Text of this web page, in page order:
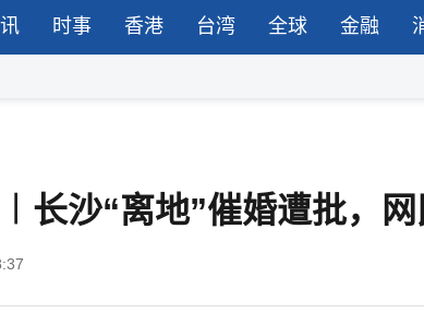
时事 香港 台湾 全球 金融
长沙“离地”催婚遭批，